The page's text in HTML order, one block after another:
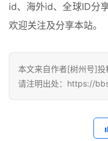
id、海外id、全球ID分
欢迎关注及分享本站。
本文来自作者[树州号]投
请注明出处：https://